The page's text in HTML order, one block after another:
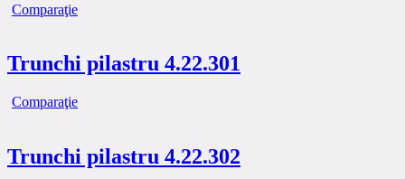
Comparaţie
Trunchi pilastru 4.22.301
Comparaţie
Trunchi pilastru 4.22.302